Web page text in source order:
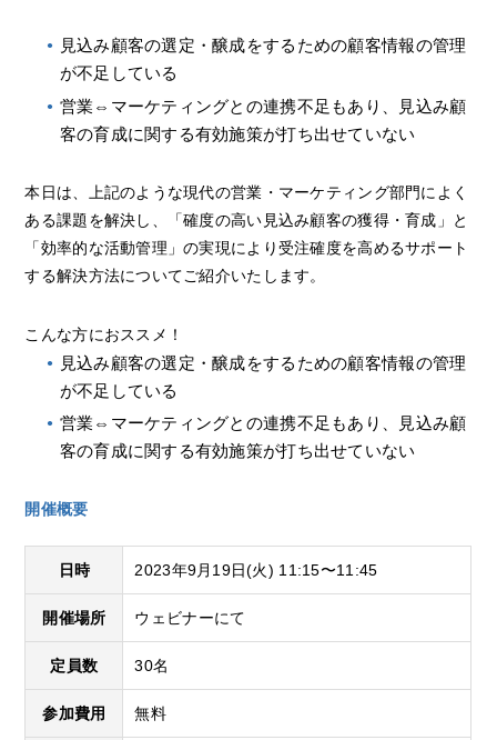
見込み顧客の選定・醸成をするための顧客情報の管理
が不足している
営業⇔マーケティングとの連携不足もあり、見込み顧
客の育成に関する有効施策が打ち出せていない
本日は、上記のような現代の営業・マーケティング部門によく
ある課題を解決し、「確度の高い見込み顧客の獲得・育成」と
「効率的な活動管理」の実現により受注確度を高めるサポート
する解決方法についてご紹介いたします。
こんな方におススメ！
見込み顧客の選定・醸成をするための顧客情報の管理
が不足している
営業⇔マーケティングとの連携不足もあり、見込み顧
客の育成に関する有効施策が打ち出せていない
開催概要
日時 2023年9月19日(火) 11:15〜11:45
開催場所 ウェビナーにて
定員数 30名
参加費用 無料